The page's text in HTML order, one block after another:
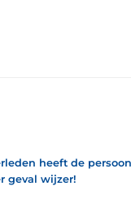
heeft de
geval wijzer!